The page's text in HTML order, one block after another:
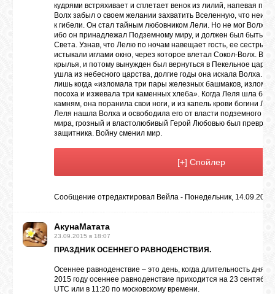
кудрями встряхивает и сплетает венок из лилий, напевая
Волх забыл о своем желании захватить Вселенную, что
к гибели. Он стал тайным любовником Лели. Но не мог Волх
ибо он принадлежал Подземному миру, и должен был быть
Света. Узнав, что Лелю по ночам навещает гость, ее сестры
истыкали иглами окно, через которое влетал Сокол-Волх.
крылья, и потому вынужден был вернуться в Пекельное
ушла из небесного царства, долгие годы она искала Волха.
лишь когда «изломала три пары железных башмаков,
посоха и изжевала три каменных хлеба». Когда Леля шла
камням, она поранила свои ноги, и из капель крови богини
Леля нашла Волха и освободила его от власти подземного
мира, грозный и властолюбивый Герой Любовью был
защитника. Войну сменил мир.
Сообщение отредактировал Вейла - Понедельник,
АкунаМатата
23.09.2015 в 18:07
ПРАЗДНИК ОСЕННЕГО РАВНОДЕНСТВИЯ.
Осеннее равноденствие – это день, когда длительность дня
2015 году осеннее равноденствие приходится на 23
UTC или в 11:20 по московскому времени.